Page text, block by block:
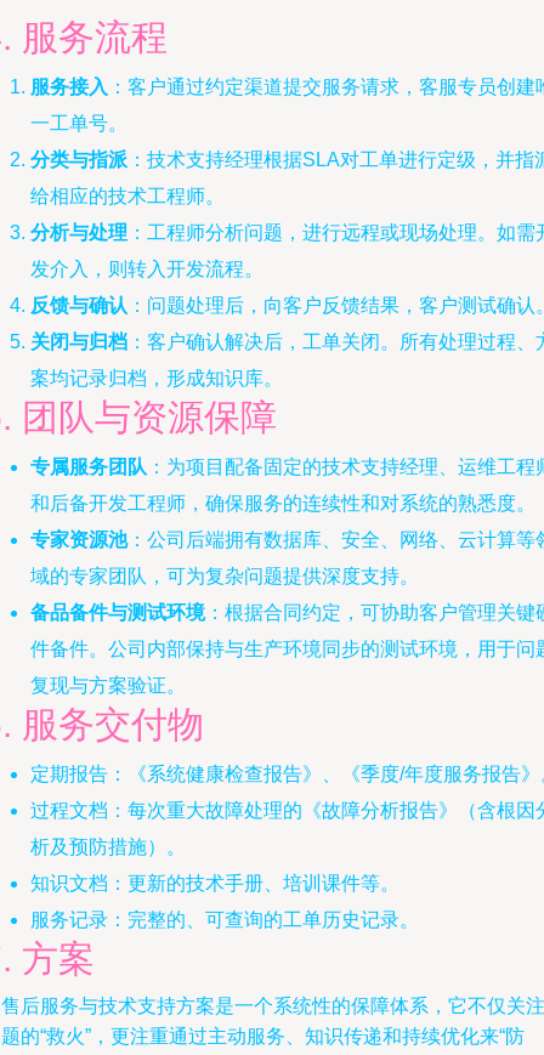
服务流程
服务接入 ：客户通过约定渠道提交服务请求，客服专员创建
一工单号。
分类与指派 ：技术支持经理根据SLA对工单进行定级，并指
给相应的技术工程师。
分析与处理 ：工程师分析问题，进行远程或现场处理。如需
发介入，则转入开发流程。
反馈与确认 ：问题处理后，向客户反馈结果，客户测试确认
关闭与归档 ：客户确认解决后，工单关闭。所有处理过程、
案均记录归档，形成知识库。
团队与资源保障
专属服务团队 ：为项目配备固定的技术支持经理、运维工程
和后备开发工程师，确保服务的连续性和对系统的熟悉度。
专家资源池：公司后端拥有数据库、安全、网络、云计算等
域的专家团队，可为复杂问题提供深度支持。
备品备件与测试环境：根据合同约定，可协助客户管理关键
件备件。公司内部保持与生产环境同步的测试环境，用于问
复现与方案验证。
服务交付物
定期报告：《系统健康检查报告》、《季度/年度服务报告》
过程文档：每次重大故障处理的《故障分析报告》（含根因
析及预防措施）。
知识文档：更新的技术手册、培训课件等。
服务记录：完整的、可查询的工单历史记录。
方案
后服务与技术支持方案是一个系统性的保障体系，它不仅关注
的“救火”，更注重通过主动服务、知识传递和持续优化来“防